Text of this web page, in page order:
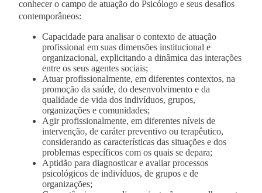
conhecer o campo de atuação do Psicólogo e seus desafios
contemporâneos:
Capacidade para analisar o contexto de atuação
profissional em suas dimensões institucional e
organizacional, explicitando a dinâmica das interações
entre os seus agentes sociais;
Atuar profissionalmente, em diferentes contextos, na
promoção da saúde, do desenvolvimento e da
qualidade de vida dos indivíduos, grupos,
organizações e comunidades;
Agir profissionalmente, em diferentes níveis de
intervenção, de caráter preventivo ou terapêutico,
considerando as características das situações e dos
problemas específicos com os quais se depara;
Aptidão para diagnosticar e avaliar processos
psicológicos de indivíduos, de grupos e de
organizações;